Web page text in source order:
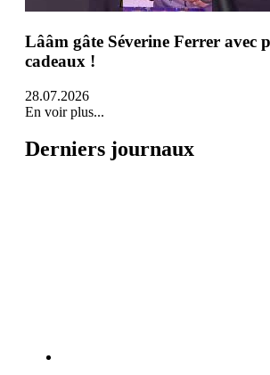
Lââm gâte Séverine Ferrer avec
cadeaux !
28.07.2026
En voir plus...
Derniers journaux